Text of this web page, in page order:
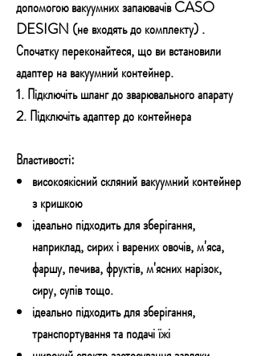
допомогою вакуумних запаювачів CASO
DESIGN (не входять до комплекту) .
Спочатку переконайтеся, що ви встановили
адаптер на вакуумний контейнер.
1. Підключіть шланг до зварювального апарату
2. Підключіть адаптер до контейнера
Властивості:
високоякісний скляний вакуумний контейнер
з кришкою
ідеально підходить для зберігання,
наприклад, сирих і варених овочів, м'яса,
фаршу, печива, фруктів, м'ясних нарізок,
сиру, супів тощо.
ідеально підходить для зберігання,
транспортування та подачі їжі